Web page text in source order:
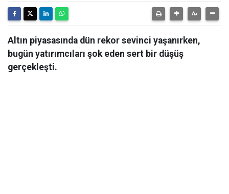
Altın piyasasında dün rekor sevinci yaşanırken,
bugün yatırımcıları şok eden sert bir düşüş
gerçekleşti.